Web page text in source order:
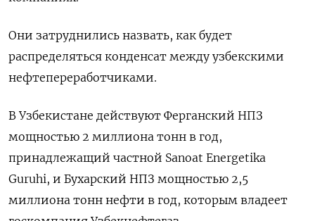
Они затруднились назвать, как будет
распределяться конденсат между узбекскими
нефтепереработчиками.
В Узбекистане действуют Ферганский НПЗ
мощностью 2 миллиона тонн в год,
принадлежащий частной Sanoat Energetika
Guruhi, и Бухарский НПЗ мощностью 2,5
миллиона тонн нефти в год, которым владеет